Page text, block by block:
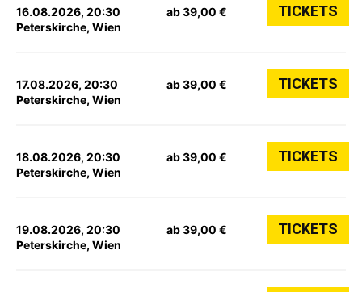
16.08.2026, 20:30
Peterskirche, Wien
ab 39,00 € TICKETS
17.08.2026, 20:30
Peterskirche, Wien
ab 39,00 € TICKETS
18.08.2026, 20:30
Peterskirche, Wien
ab 39,00 € TICKETS
19.08.2026, 20:30
Peterskirche, Wien
ab 39,00 € TICKETS